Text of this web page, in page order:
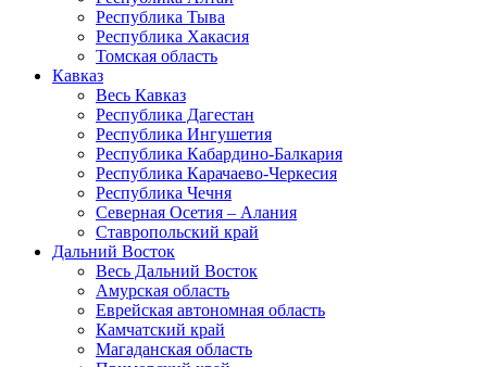
Республика Тыва
Республика Хакасия
Томская область
Кавказ
Весь Кавказ
Республика Дагестан
Республика Ингушетия
Республика Кабардино-Балкария
Республика Карачаево-Черкесия
Республика Чечня
Северная Осетия – Алания
Ставропольский край
Дальний Восток
Весь Дальний Восток
Амурская область
Еврейская автономная область
Камчатский край
Магаданская область